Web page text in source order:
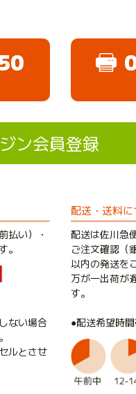
ン会員登録
払い）・
。
ない場合
ルとさせ
配送・送料に
配送は佐川急
ご注文確認（
以内の発送を
万が一出荷が
す。
●配送希望時